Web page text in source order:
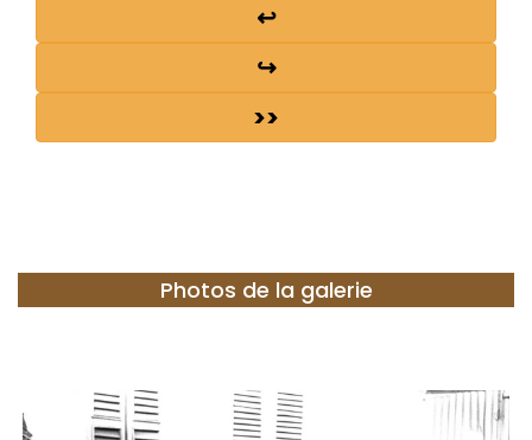
↩
↪
>>
Photos de la galerie